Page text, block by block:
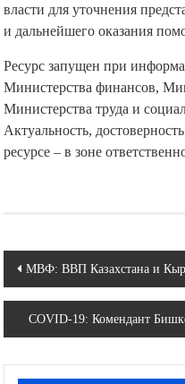
власти для уточнения
и дальнейшего оказания
Ресурс запущен при
Министерства финансов,
Министерства труда и
Актуальность,
ресурсе – в зоне
Навигация
по
записям
МВФ: ВВП Казахстана и
COVID-19: Комендант